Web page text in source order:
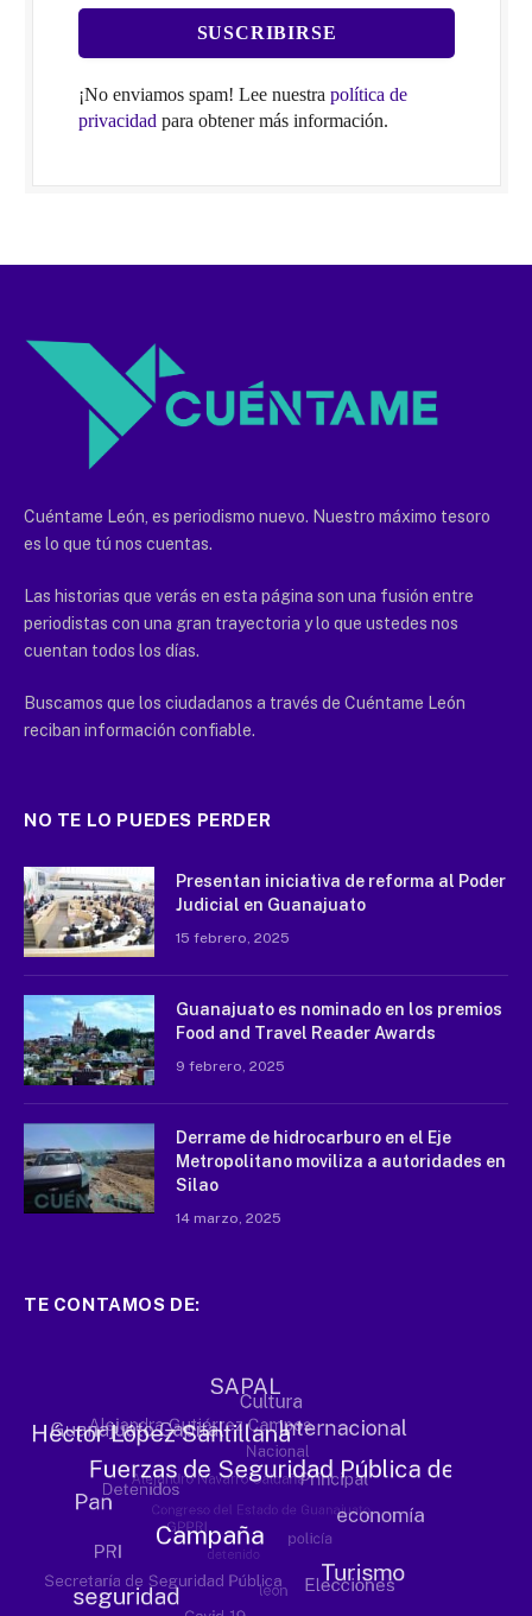
¡No enviamos spam! Lee nuestra política de
privacidad para obtener más información.
Cuéntame León, es periodismo nuevo. Nuestro máximo tesoro
es lo que tú nos cuentas.
Las historias que verás en esta página son una fusión entre
periodistas con una gran trayectoria y lo que ustedes nos
cuentan todos los días.
Buscamos que los ciudadanos a través de Cuéntame León
reciban información confiable.
NO TE LO PUEDES PERDER
Presentan iniciativa de reforma al Poder
Judicial en Guanajuato
15 febrero, 2025
Guanajuato es nominado en los premios
Food and Travel Reader Awards
9 febrero, 2025
Derrame de hidrocarburo en el Eje
Metropolitano moviliza a autoridades en
Silao
14 marzo, 2025
TE CONTAMOS DE: